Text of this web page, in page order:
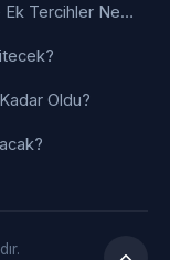
Ek Tercihler Ne…
Oldu?